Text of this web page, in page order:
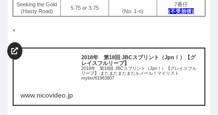
Seeking the Gold
(Hasty Road)
5.75 or 3.75
(No. 1-n)
7番仔
(不受胎後)
*
2018年 第18回 JBCスプリント（JpnⅠ）【グ
レイスフルリープ】
2018年 第18回 JBCスプリント（JpnⅠ）【グレイスフル
リープ】 またまたまたまたルメール！マイリスト
mylist/61963807
www.nicovideo.jp